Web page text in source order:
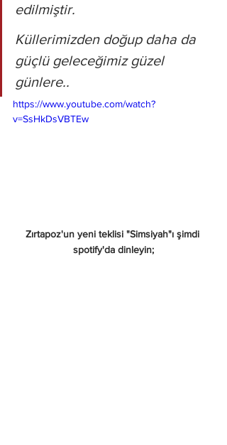
edilmiştir.
Küllerimizden doğup daha da
güçlü geleceğimiz güzel
günlere..
https://www.youtube.com/watch?
v=SsHkDsVBTEw
Zırtapoz'un yeni teklisi "Simsiyah"ı şimdi
spotify'da dinleyin;